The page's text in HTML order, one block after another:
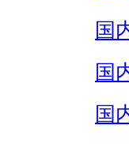
国
国
国